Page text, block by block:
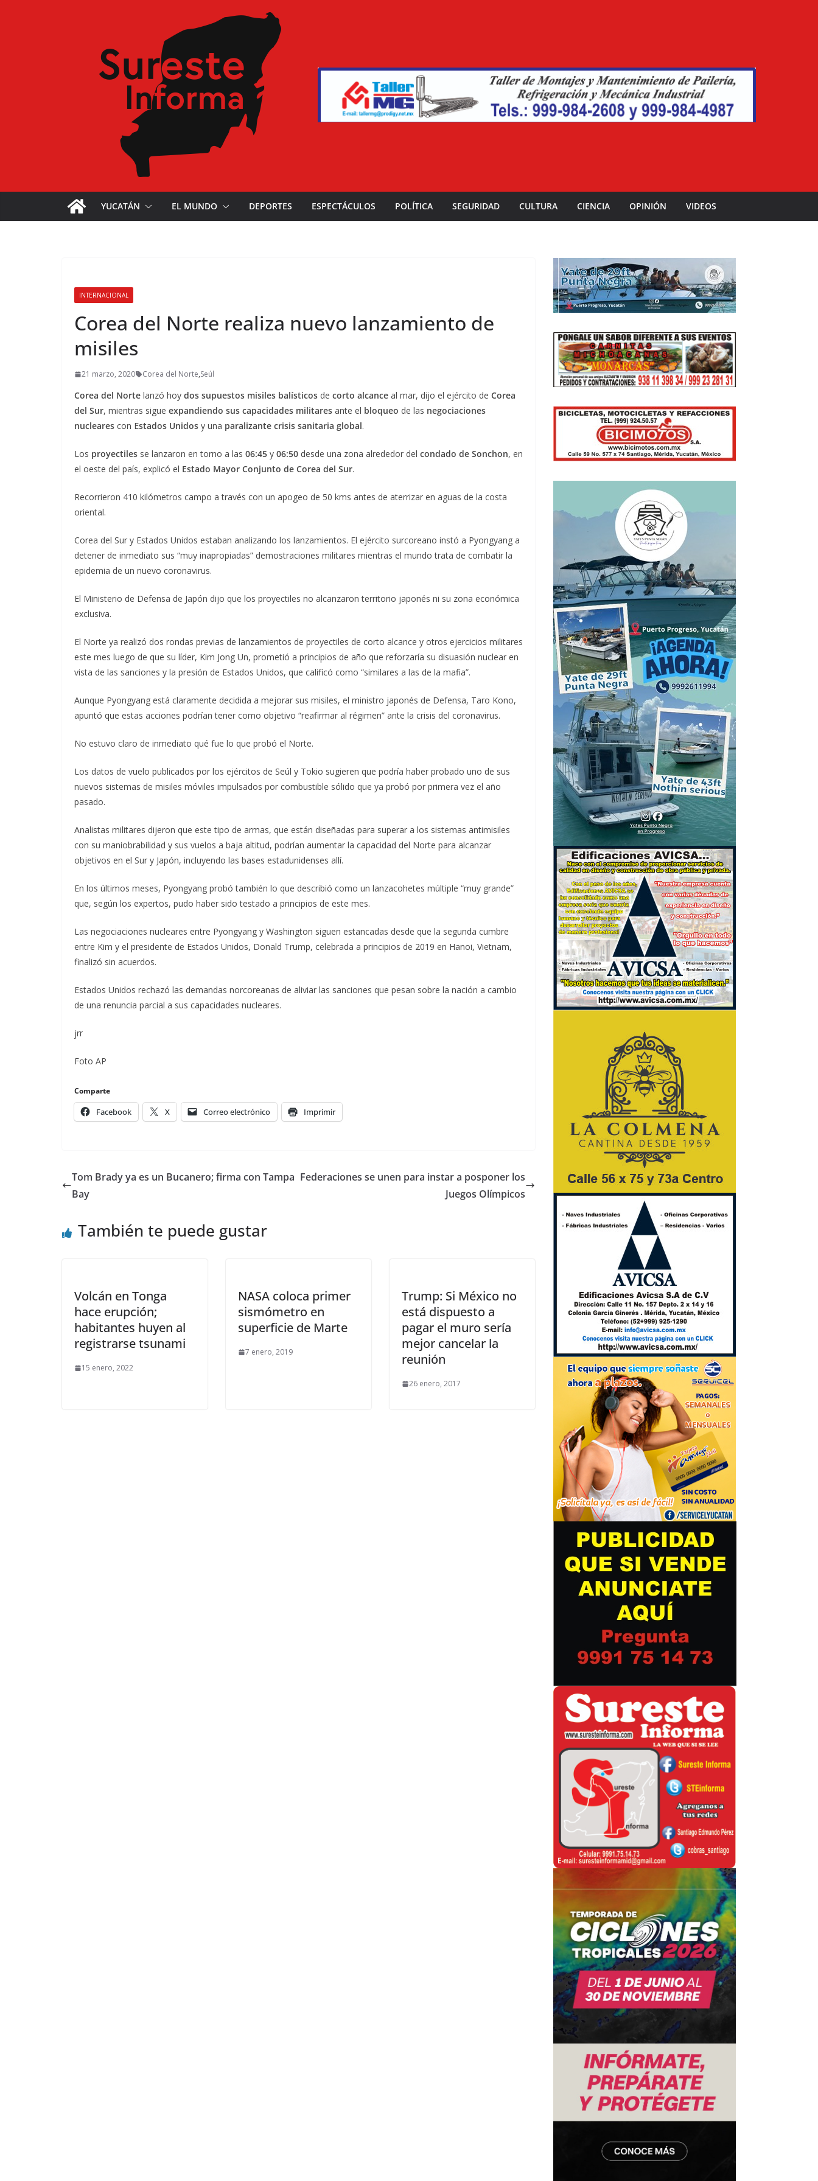
YUCATÁN EL MUNDO DEPORTES ESPECTÁCULOS POLÍTICA SEGURIDAD CULTURA CIENCIA OPINIÓN VIDEOS
INTERNACIONAL
Corea del Norte realiza nuevo lanzamiento de
misiles
21 marzo, 2020 Corea del Norte,Seúl
Corea del Norte lanzó hoy dos supuestos misiles balísticos de corto alcance al mar, dijo el ejército de Corea
del Sur, mientras sigue expandiendo sus capacidades militares ante el bloqueo de las negociaciones
nucleares con Estados Unidos y una paralizante crisis sanitaria global.
Los proyectiles se lanzaron en torno a las 06:45 y 06:50 desde una zona alrededor del condado de Sonchon, en
el oeste del país, explicó el Estado Mayor Conjunto de Corea del Sur.
Recorrieron 410 kilómetros campo a través con un apogeo de 50 kms antes de aterrizar en aguas de la costa
oriental.
Corea del Sur y Estados Unidos estaban analizando los lanzamientos. El ejército surcoreano instó a Pyongyang a
detener de inmediato sus “muy inapropiadas” demostraciones militares mientras el mundo trata de combatir la
epidemia de un nuevo coronavirus.
El Ministerio de Defensa de Japón dijo que los proyectiles no alcanzaron territorio japonés ni su zona económica
exclusiva.
El Norte ya realizó dos rondas previas de lanzamientos de proyectiles de corto alcance y otros ejercicios militares
este mes luego de que su líder, Kim Jong Un, prometió a principios de año que reforzaría su disuasión nuclear en
vista de las sanciones y la presión de Estados Unidos, que calificó como “similares a las de la mafia”.
Aunque Pyongyang está claramente decidida a mejorar sus misiles, el ministro japonés de Defensa, Taro Kono,
apuntó que estas acciones podrían tener como objetivo “reafirmar al régimen” ante la crisis del coronavirus.
No estuvo claro de inmediato qué fue lo que probó el Norte.
Los datos de vuelo publicados por los ejércitos de Seúl y Tokio sugieren que podría haber probado uno de sus
nuevos sistemas de misiles móviles impulsados por combustible sólido que ya probó por primera vez el año
pasado.
Analistas militares dijeron que este tipo de armas, que están diseñadas para superar a los sistemas antimisiles
con su maniobrabilidad y sus vuelos a baja altitud, podrían aumentar la capacidad del Norte para alcanzar
objetivos en el Sur y Japón, incluyendo las bases estadunidenses allí.
En los últimos meses, Pyongyang probó también lo que describió como un lanzacohetes múltiple “muy grande”
que, según los expertos, pudo haber sido testado a principios de este mes.
Las negociaciones nucleares entre Pyongyang y Washington siguen estancadas desde que la segunda cumbre
entre Kim y el presidente de Estados Unidos, Donald Trump, celebrada a principios de 2019 en Hanoi, Vietnam,
finalizó sin acuerdos.
Estados Unidos rechazó las demandas norcoreanas de aliviar las sanciones que pesan sobre la nación a cambio
de una renuncia parcial a sus capacidades nucleares.
jrr
Foto AP
Comparte
Facebook X Correo electrónico Imprimir
Tom Brady ya es un Bucanero; firma con Tampa
Bay
Federaciones se unen para instar a posponer los
Juegos Olímpicos
También te puede gustar
Volcán en Tonga
hace erupción;
habitantes huyen al
registrarse tsunami
15 enero, 2022
NASA coloca primer
sismómetro en
superficie de Marte
7 enero, 2019
Trump: Si México no
está dispuesto a
pagar el muro sería
mejor cancelar la
reunión
26 enero, 2017